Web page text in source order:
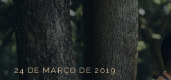
24 DE MARÇO DE 2019